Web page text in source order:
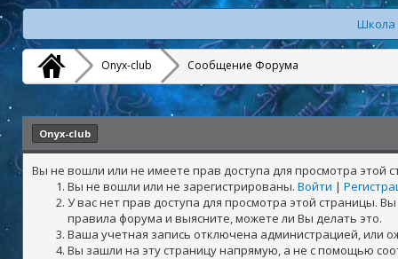
Школа
Onyx-club Сообщение Форума
Onyx-club
Вы не вошли или не имеете прав доступа для просмотра
Вы не вошли или не зарегистрированы. Войти |
У вас нет прав доступа для просмотра этой страницы.
правила форума и выясните, можете ли Вы делать это.
Ваша учетная запись отключена администрацией, или
Вы зашли на эту страницу напрямую, а не с помощью